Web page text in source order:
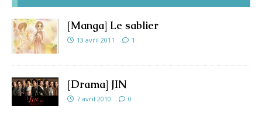
[Manga] Le sablier
13 avril 2011 1
[Drama] JIN
7 avril 2010 0